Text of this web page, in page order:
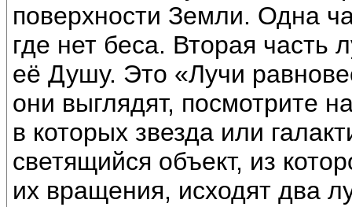
поверхности Земли. Одна
где нет беса. Вторая часть
её Душу. Это «Лучи
они выглядят, посмотрите
в которых звезда или
светящийся объект, из
их вращения, исходят два